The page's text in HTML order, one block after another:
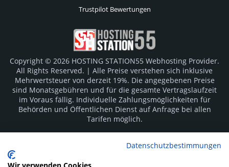
Trustpilot Bewertungen
Copyright © 2026 HOSTING STATION55 Webhosting Provider.
All Rights Reserved. | Alle Preise verstehen sich inklusive
Mehrwertsteuer von derzeit 19%. Die angegebenen Preise
sind Monatsgebühren und für die gesamte Vertragslaufzeit
im Voraus fällig. Individuelle Zahlungsmöglichkeiten für
Behörden und Öffentlichen Dienst auf Anfrage bei allen
Tarifen möglich.
Hersteller. Irrtümer vorbehalten.Datenschutzbestimmungen